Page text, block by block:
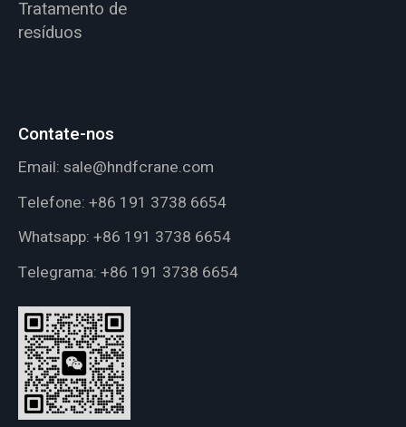
Tratamento de
resíduos
Contate-nos
Email: sale@hndfcrane.com
Telefone: +86 191 3738 6654
Whatsapp: +86 191 3738 6654
Telegrama: +86 191 3738 6654